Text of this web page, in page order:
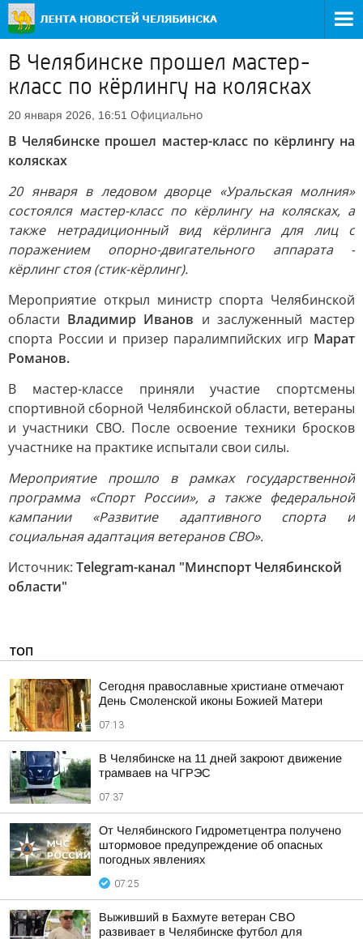
В Челябинске прошел мастер-
класс по кёрлингу на колясках
20 января 2026, 16:51 Официально
В Челябинске прошел мастер-класс по кёрлингу на
колясках
20 января в ледовом дворце «Уральская молния»
состоялся мастер-класс по кёрлингу на колясках, а
также нетрадиционный вид кёрлинга для лиц с
поражением опорно-двигательного аппарата -
кёрлинг стоя (стик-кёрлинг).
Мероприятие открыл министр спорта Челябинской
области Владимир Иванов и заслуженный мастер
спорта России и призер паралимпийских игр Марат
Романов.
В мастер-классе приняли участие спортсмены
спортивной сборной Челябинской области, ветераны
и участники СВО. После освоение техники бросков
участнике на практике испытали свои силы.
Мероприятие прошло в рамках государственной
программа «Спорт России», а также федеральной
кампании «Развитие адаптивного спорта и
социальная адаптация ветеранов СВО».
Источник: Telegram-канал "Минспорт Челябинской
области"
ТОП
Сегодня православные христиане отмечают
День Смоленской иконы Божией Матери
07:13
В Челябинске на 11 дней закроют движение
трамваев на ЧГРЭС
07:37
От Челябинского Гидрометцентра получено
штормовое предупреждение об опасных
погодных явлениях
07:25
Выживший в Бахмуте ветеран СВО
развивает в Челябинске футбол для